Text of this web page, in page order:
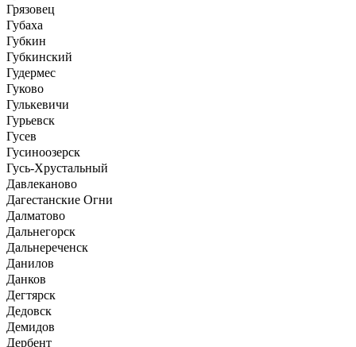
Грязовец
Губаха
Губкин
Губкинский
Гудермес
Гуково
Гулькевичи
Гурьевск
Гусев
Гусиноозерск
Гусь-Хрустальный
Давлеканово
Дагестанские Огни
Далматово
Дальнегорск
Дальнереченск
Данилов
Данков
Дегтярск
Дедовск
Демидов
Дербент